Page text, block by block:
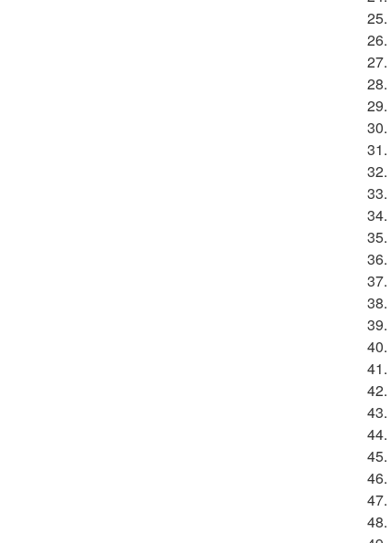
25.
26.
27.
28.
29.
30.
31.
32.
33.
34.
35.
36.
37.
38.
39.
40.
41.
42.
43.
44.
45.
46.
47.
48.